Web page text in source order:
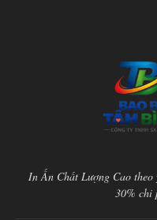
In Ấn Chất Lượng Cao theo
30% chi